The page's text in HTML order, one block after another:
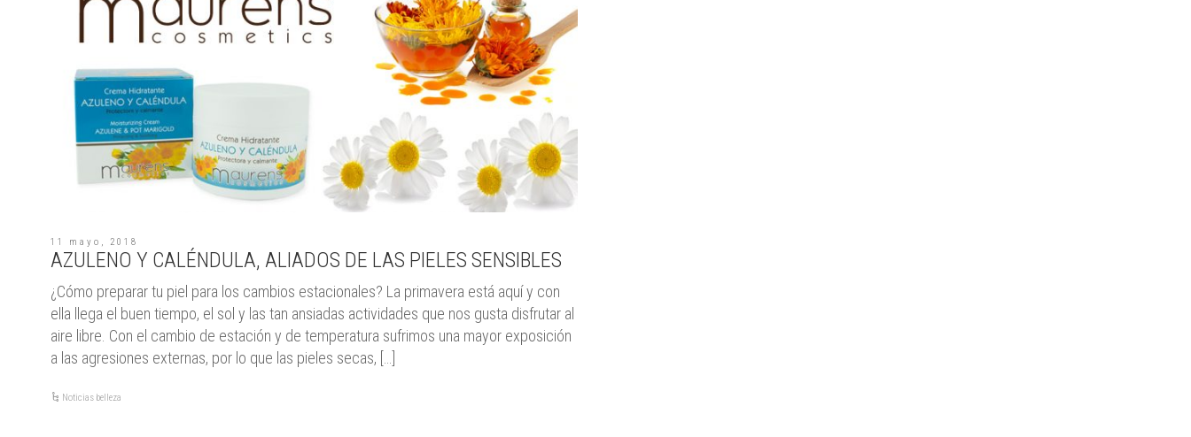
11 mayo, 2018
AZULENO Y CALÉNDULA, ALIADOS DE LAS PIELES SENSIBLES
¿Cómo preparar tu piel para los cambios estacionales? La primavera está aquí y con
ella llega el buen tiempo, el sol y las tan ansiadas actividades que nos gusta disfrutar al
aire libre. Con el cambio de estación y de temperatura sufrimos una mayor exposición
a las agresiones externas, por lo que las pieles secas, […]
Noticias belleza